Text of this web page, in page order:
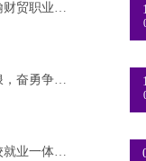
中国教育在线|山东圣翰财贸职业学院2026年
中国教育在线|踏沙逐浪，奋勇争先|圣翰学子
中国教育在线|全国高校就业一体化服务基地